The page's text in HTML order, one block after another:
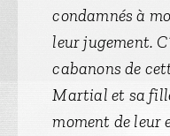
condamnés à
leur jugement.
cabanons de
Martial et sa
moment de leur